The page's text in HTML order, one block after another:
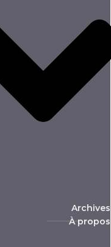
Archives
À propos